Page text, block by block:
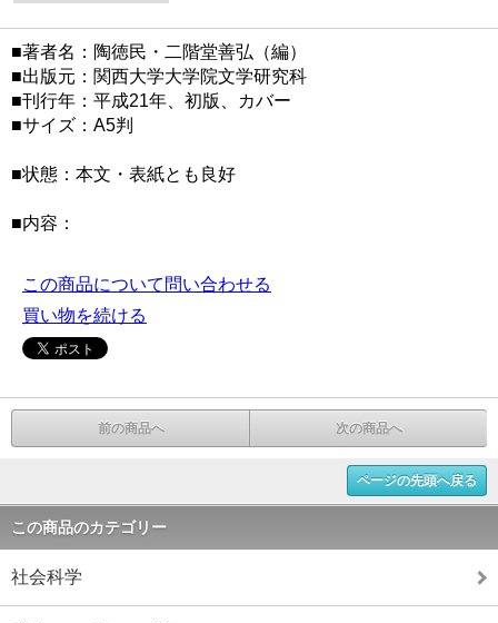
■著者名：陶徳民・二階堂善弘（編）
■出版元：関西大学大学院文学研究科
■刊行年：平成21年、初版、カバー
■サイズ：A5判
■状態：本文・表紙とも良好
■内容：
この商品について問い合わせる
買い物を続ける
前の商品へ 次の商品へ
ページの先頭へ戻る
この商品のカテゴリー
社会科学